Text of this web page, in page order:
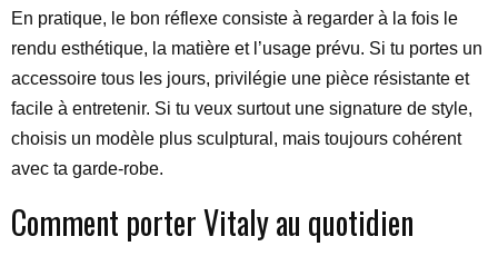
En pratique, le bon réflexe consiste à regarder à la fois le
rendu esthétique, la matière et l’usage prévu. Si tu portes un
accessoire tous les jours, privilégie une pièce résistante et
facile à entretenir. Si tu veux surtout une signature de style,
choisis un modèle plus sculptural, mais toujours cohérent
avec ta garde-robe.
Comment porter Vitaly au quotidien